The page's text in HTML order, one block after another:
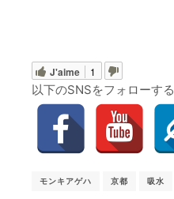
J'aime 1
以下のSNSをフォローする
モンキアゲハ 京都 吸水